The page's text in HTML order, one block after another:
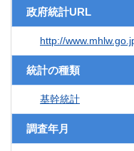
政府統計URL
http://
統計の種類
基幹統計
調査年月